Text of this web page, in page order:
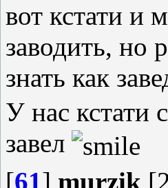
вот кстати и
заводить, но
знать как
У нас кстати
завел
[61] murzik